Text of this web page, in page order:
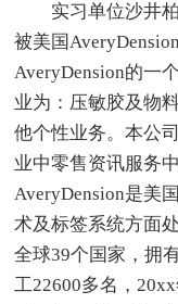
实习单位沙井
被美国
AveryDension的一
业为：压敏胶及物
他个性业务。本公
业中零售资讯服务
AveryDension是美
术及标签系统方面
全球39个国家，拥
工22600多名，